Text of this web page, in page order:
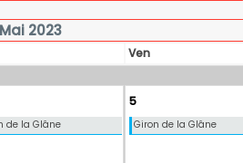
Mai 2023
Ven
de la Glâne
5
Giron de la Glâne